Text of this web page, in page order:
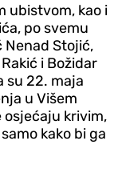
ubistvom, kao i
po svemu
Nenad Stojić,
i Božidar
su 22. maja
u Višem
osjećaju krivim,
kako bi ga